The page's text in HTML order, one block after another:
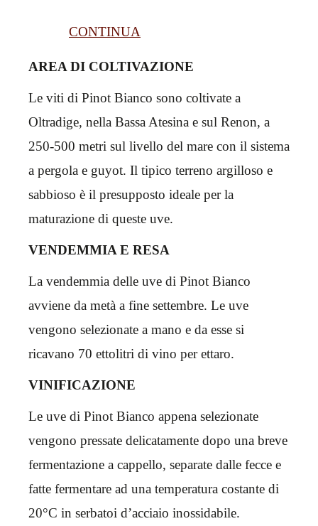
CONTINUA
AREA DI COLTIVAZIONE
Le viti di Pinot Bianco sono coltivate a
Oltradige, nella Bassa Atesina e sul Renon, a
250-500 metri sul livello del mare con il sistema
a pergola e guyot. Il tipico terreno argilloso e
sabbioso è il presupposto ideale per la
maturazione di queste uve.
VENDEMMIA E RESA
La vendemmia delle uve di Pinot Bianco
avviene da metà a fine settembre. Le uve
vengono selezionate a mano e da esse si
ricavano 70 ettolitri di vino per ettaro.
VINIFICAZIONE
Le uve di Pinot Bianco appena selezionate
vengono pressate delicatamente dopo una breve
fermentazione a cappello, separate dalle fecce e
fatte fermentare ad una temperatura costante di
20°C in serbatoi d’acciaio inossidabile.